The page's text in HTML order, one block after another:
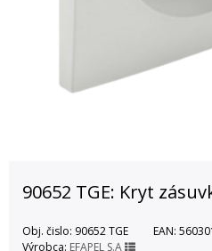
90652 TGE: Kryt
Obj. čislo: 90652 TGE EAN:
Výrobca: EFAPEL S.A